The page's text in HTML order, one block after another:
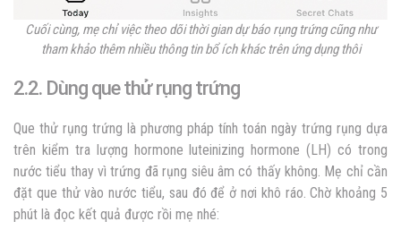
Cuối cùng, mẹ chỉ việc theo dõi thời gian dự báo rụng trứng cũng như
tham khảo thêm nhiều thông tin bổ ích khác trên ứng dụng thôi
2.2. Dùng que thử rụng trứng
Que thử rụng trứng là phương pháp tính toán ngày trứng rụng dựa
trên kiểm tra lượng hormone luteinizing hormone (LH) có trong
nước tiểu thay vìtrứng đã rụng siêu âm có thấy không . Mẹ chỉ cần
đặt que thử vào nước tiểu, sau đó để ở nơi khô ráo. Chờ khoảng 5
phút là đọc kết quả được rồi mẹ nhé: